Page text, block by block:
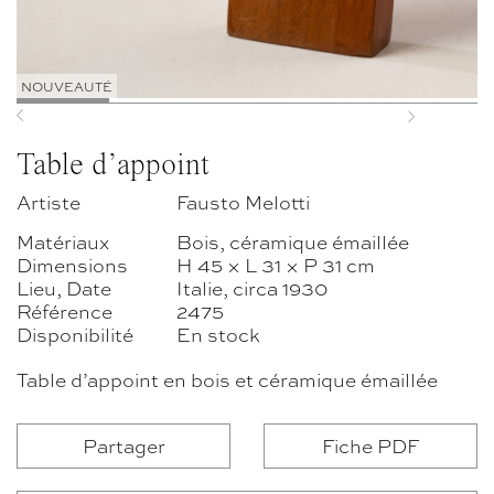
Previous Next
NOUVEAUTÉ
Table d’appoint
Artiste
Fausto Melotti
Matériaux
Bois, céramique émaillée
Dimensions
H 45 × L 31 × P 31 cm
Lieu, Date
Italie, circa 1930
Référence
2475
Disponibilité
En stock
Table d’appoint en bois et céramique émaillée
Partager Fiche PDF